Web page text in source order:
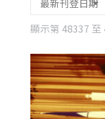
顯示第 48337